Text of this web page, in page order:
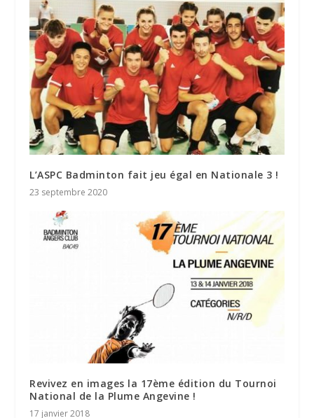
L’ASPC Badminton fait jeu égal en Nationale 3 !
23 septembre 2020
Revivez en images la 17ème édition du Tournoi
National de la Plume Angevine !
17 janvier 2018